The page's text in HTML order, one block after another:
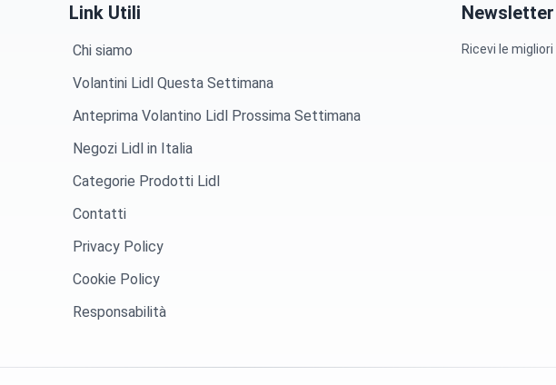
Link Utili
Chi siamo
Volantini Lidl Questa Settimana
Anteprima Volantino Lidl Prossima Settimana
Negozi Lidl in Italia
Categorie Prodotti Lidl
Contatti
Privacy Policy
Cookie Policy
Responsabilità
Newsletter
Ricevi le